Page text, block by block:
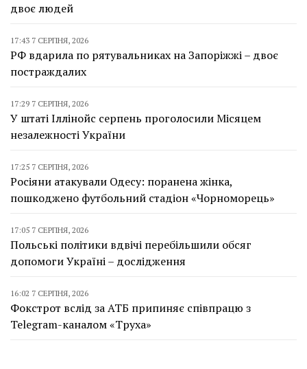
двоє людей
17:43 7 СЕРПНЯ, 2026
РФ вдарила по рятувальниках на Запоріжжі – двоє
постраждалих
17:29 7 СЕРПНЯ, 2026
У штаті Іллінойс серпень проголосили Місяцем
незалежності України
17:25 7 СЕРПНЯ, 2026
Росіяни атакували Одесу: поранена жінка,
пошкоджено футбольний стадіон «Чорноморець»
17:05 7 СЕРПНЯ, 2026
Польські політики вдвічі перебільшили обсяг
допомоги Україні – дослідження
16:02 7 СЕРПНЯ, 2026
Фокстрот вслід за АТБ припиняє співпрацю з
Telegram-каналом «Труха»